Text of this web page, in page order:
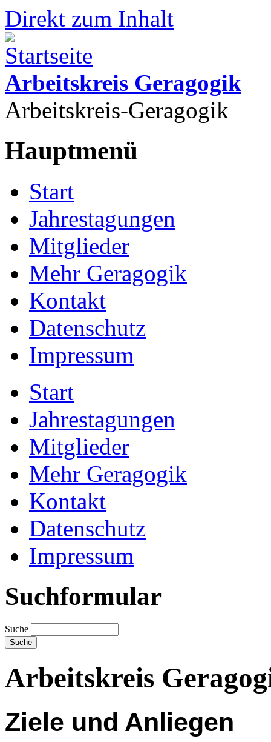
Direkt zum Inhalt
Arbeitskreis Geragogik
Arbeitskreis-Geragogik
Hauptmenü
Start
Jahrestagungen
Mitglieder
Mehr Geragogik
Kontakt
Datenschutz
Impressum
Start
Jahrestagungen
Mitglieder
Mehr Geragogik
Kontakt
Datenschutz
Impressum
Suchformular
Suche
Arbeitskreis
Ziele und Anliegen